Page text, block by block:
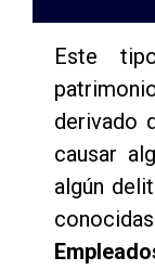
Este
derivado
causar
algún